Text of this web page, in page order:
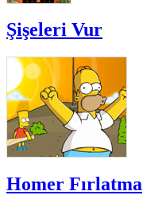
Şişeleri Vur
Homer Fırlatma